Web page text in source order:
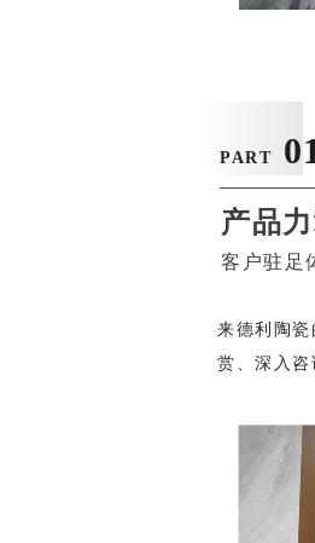
PART
产品
客户驻足
来德利陶
赏、深入咨